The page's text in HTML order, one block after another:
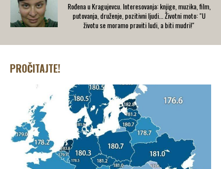
​Rođena u Kragujevcu. Interesovanja: knjige, muzika, film,
putovanja, druženje, pozitivni ljudi... Životni moto: "U
životu se moramo praviti ludi, a biti mudri!"
PROČITAJTE!